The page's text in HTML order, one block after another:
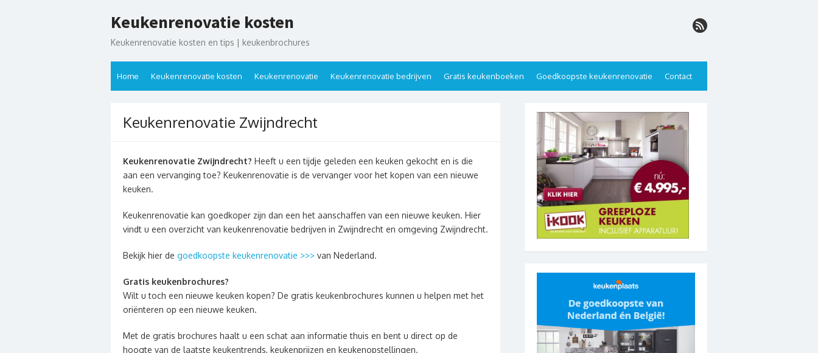
naar
inhoud
Keukenrenovatie kosten
Keukenrenovatie kosten en tips | keukenbrochures
Home Keukenrenovatie kosten Keukenrenovatie Keukenrenovatie bedrijven Gratis keukenboeken Goedkoopste keukenrenovatie Contact
Keukenrenovatie Zwijndrecht
Keukenrenovatie Zwijndrecht? Heeft u een tijdje geleden een keuken gekocht en is die
aan een vervanging toe? Keukenrenovatie is de vervanger voor het kopen van een nieuwe
keuken.
Keukenrenovatie kan goedkoper zijn dan een het aanschaffen van een nieuwe keuken. Hier
vindt u een overzicht van keukenrenovatie bedrijven in Zwijndrecht en omgeving Zwijndrecht.
Bekijk hier de goedkoopste keukenrenovatie >>> van Nederland.
Gratis keukenbrochures?
Wilt u toch een nieuwe keuken kopen? De gratis keukenbrochures kunnen u helpen met het
oriënteren op een nieuwe keuken.
Met de gratis brochures haalt u een schat aan informatie thuis en bent u direct op de
hoogte van de laatste keukentrends, keukenprijzen en keukenopstellingen.